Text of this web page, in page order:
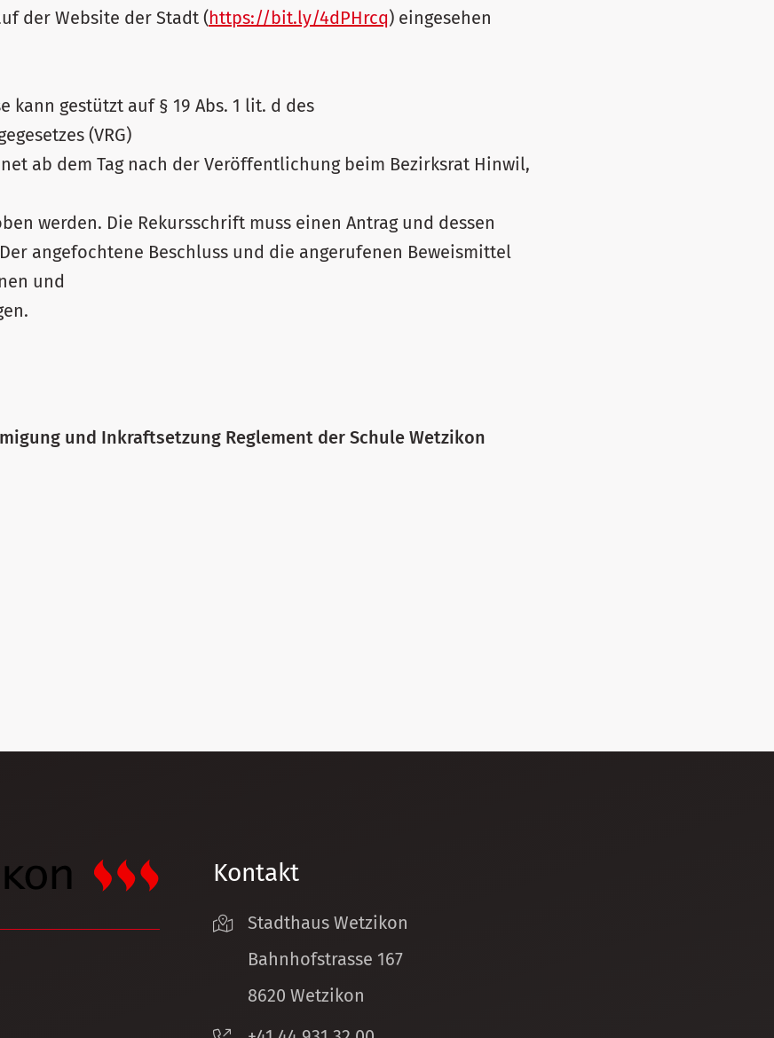
der Website der Stadt (https://bit.ly/4dPHrcq) eingesehen
kann gestützt auf § 19 Abs. 1 lit. d des
(VRG)
ab dem Tag nach der Veröffentlichung beim Bezirksrat Hinwil,
werden. Die Rekursschrift muss einen Antrag und dessen
angefochtene Beschluss und die angerufenen Beweismittel
und
und Inkraftsetzung Reglement der Schule Wetzikon
Kontakt
Stadthaus Wetzikon
Bahnhofstrasse 167
8620 Wetzikon